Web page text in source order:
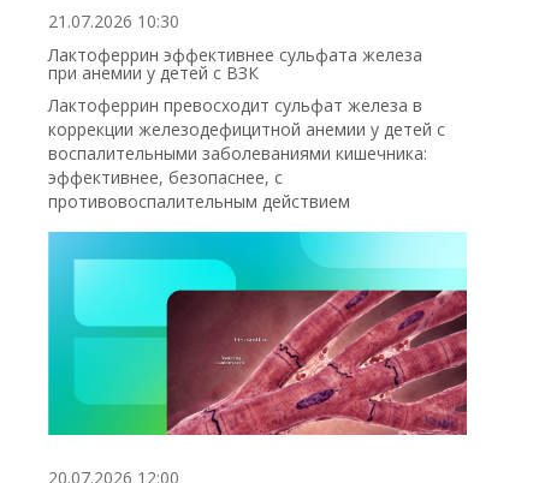
21.07.2026 10:30
Лактоферрин эффективнее сульфата железа
при анемии у детей с ВЗК
Лактоферрин превосходит сульфат железа в
коррекции железодефицитной анемии у детей с
воспалительными заболеваниями кишечника:
эффективнее, безопаснее, с
противовоспалительным действием
20.07.2026 12:00